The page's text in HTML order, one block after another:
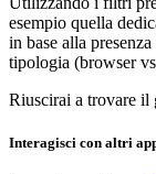
esempio quella
in base alla
tipologia (browser
Riuscirai a trovare il
Interagisci con altri